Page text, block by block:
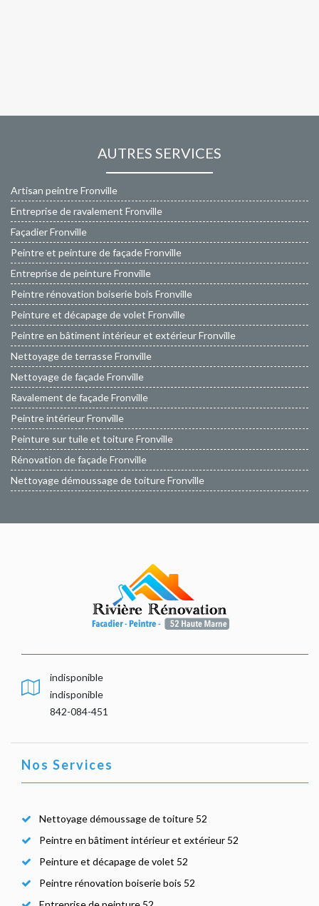
AUTRES SERVICES
Artisan peintre Fronville
Entreprise de ravalement Fronville
Façadier Fronville
Peintre et peinture de façade Fronville
Entreprise de peinture Fronville
Peintre rénovation boiserie bois Fronville
Peinture et décapage de volet Fronville
Peintre en bâtiment intérieur et extérieur Fronville
Nettoyage de terrasse Fronville
Nettoyage de façade Fronville
Ravalement de façade Fronville
Peintre intérieur Fronville
Peinture sur tuile et toiture Fronville
Rénovation de façade Fronville
Nettoyage démoussage de toiture Fronville
indisponible
indisponible
842-084-451
Nos Services
Nettoyage démoussage de toiture 52
Peintre en bâtiment intérieur et extérieur 52
Peinture et décapage de volet 52
Peintre rénovation boiserie bois 52